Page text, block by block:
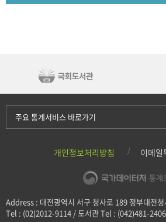
개인정보처리방침 이메일
Address : 대전광역시 서구 청사로 189 정부대전
Tel : (02)2012-9114 / 도서관 Tel : (042)481-
주요 통계서비스 바로가기